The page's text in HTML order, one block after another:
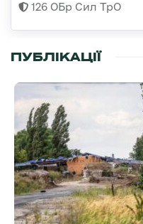
126 ОБр Сил ТрО
ПУБЛІКАЦІЇ